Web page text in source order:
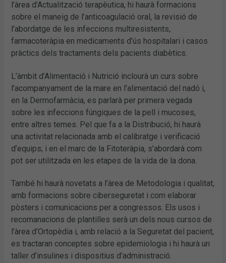
l’àrea d’Actualització terapèutica, hi haurà formacions
sobre el maneig de l’anticoagulació oral, la revisió de
l’abordatge de les infeccions multiresistents,
farmacoteràpia en medicaments d’ús hospitalari i casos
pràctics dels tractaments dels pacients diabètics.
L’àmbit d’Alimentació i Nutrició inclourà un curs sobre
l’acompanyament de la mare en l’alimentació del nadó i,
en la Dermofarmàcia, es parlarà per primera vegada
sobre les infeccions fúngiques de la pell i mucoses,
entre altres temes. Pel que fa a la Distribució, hi haurà
una activitat relacionada amb el calibratge i verificació
d’equips; i en el marc de la Fitoteràpia, s’abordarà com
pot ser utilitzada en les etapes de la vida de la dona.
També hi haurà novetats a l’àrea de Metodologia i qualitat,
amb formacions sobre ciberseguretat i com elaborar
pòsters i comunicacions per a congressos. Els usos i
recomanacions de plantilles serà un dels nous cursos de
l’àrea d’Ortopèdia i, amb relació a la Seguretat del pacient,
es tractaran conceptes sobre epidemiologia i hi haurà un
taller d’insulines i dispositius d’administració.